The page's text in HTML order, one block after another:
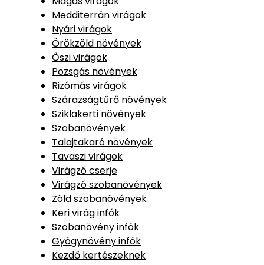
Medditerrán virágok
Nyári virágok
Örökzöld növények
Őszi virágok
Pozsgás növények
Rizómás virágok
Szárazságtűrő növények
Sziklakerti növények
Szobanövények
Talajtakaró növények
Tavaszi virágok
Virágzó cserje
Virágzó szobanövények
Zöld szobanövények
Keri virág infók
Szobanövény infók
Gyógynövény infók
Kezdő kertészeknek